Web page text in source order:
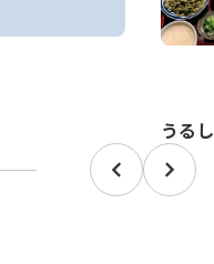
うる